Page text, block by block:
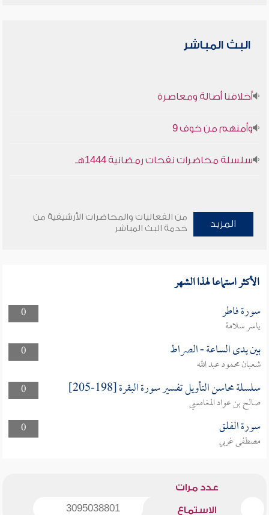
البث المباشر
أخلاقنا أصالة ومعاصرة
وأمنهم من خوف 9
سلسلة محاضرات نفحات رمضانية 1444هـ
المزيد
من الفعاليات والمحاضرات الأرشيفية من
خدمة البث المباشر
الأكثر استماعا لهذا الشهر
0 سورة فاطر
ياسر سلامة
0
بين يدى الساعة - الصراط
شعبان محمود عبد الله
0
سلسلة محاسن التأويل تفسير سورة البقرة [198-205]
صالح بن عواد المغامسي
0
سورة الفلق
مصطفى غربي
عدد مرات
الاستماع 3095038801